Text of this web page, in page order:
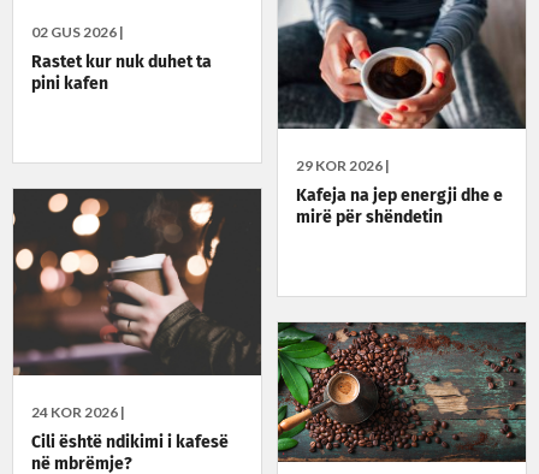
02 GUS 2026 |
Rastet kur nuk duhet ta
pini kafen
29 KOR 2026 |
Kafeja na jep energji dhe e
mirë për shëndetin
24 KOR 2026 |
Cili është ndikimi i kafesë
në mbrëmje?